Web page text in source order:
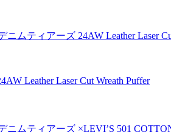
Leather Laser Cut Wreath Puffer